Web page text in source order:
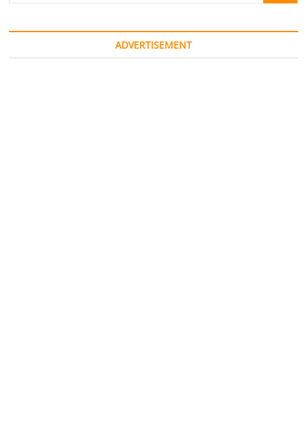
ADVERTISEMENT